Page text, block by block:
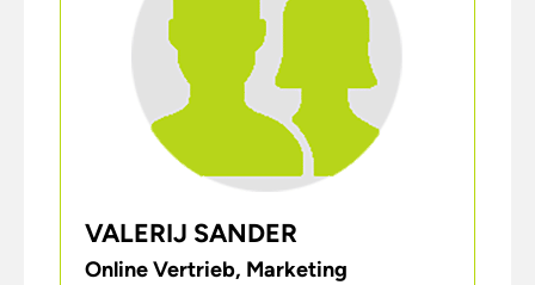
VALERIJ SANDER
Online Vertrieb, Marketing